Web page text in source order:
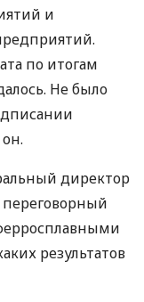
и
по итогам
Не было
директор
результатов